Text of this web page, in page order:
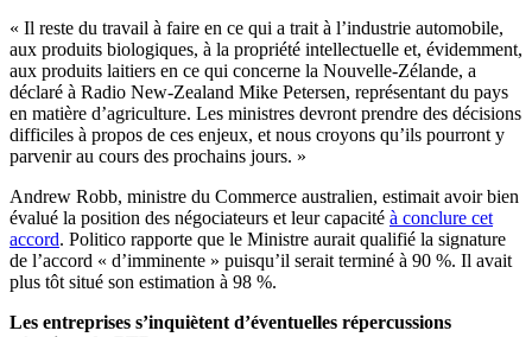
« Il reste du travail à faire en ce qui a trait à l’industrie automobile,
aux produits biologiques, à la propriété intellectuelle et, évidemment,
aux produits laitiers en ce qui concerne la Nouvelle-Zélande, a
déclaré à Radio New-Zealand Mike Petersen, représentant du pays
en matière d’agriculture. Les ministres devront prendre des décisions
difficiles à propos de ces enjeux, et nous croyons qu’ils pourront y
parvenir au cours des prochains jours. »
Andrew Robb, ministre du Commerce australien, estimait avoir bien
évalué la position des négociateurs et leur capacité à conclure cet
accord. Politico rapporte que le Ministre aurait qualifié la signature
de l’accord « d’imminente » puisqu’il serait terminé à 90 %. Il avait
plus tôt situé son estimation à 98 %.
Les entreprises s’inquiètent d’éventuelles répercussions